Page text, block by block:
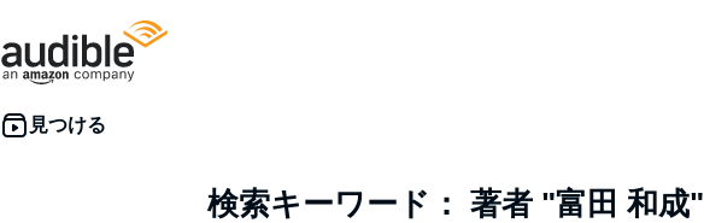
検索キーワード： 著者 "富田 和成"